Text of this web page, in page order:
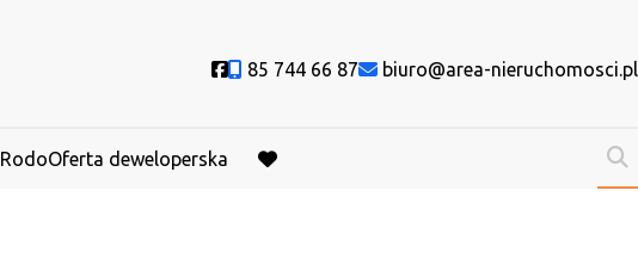
Social link
85 744 66 87 biuro@area-nieruchomosci.pl
RodoOferta deweloperska
favorite